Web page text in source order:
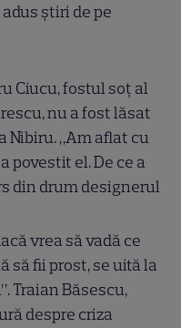
știri de pe
Ciucu, fostul soț al
nu a fost lăsat
Nibiru. „Am aflat cu
povestit el. De ce a
din drum designerul
vrea să vadă ce
să fii prost, se uită la
Traian Băsescu,
despre criza